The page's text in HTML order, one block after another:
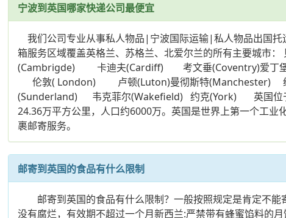
宁波到英国哪家快递公司最便宜
我们公司专业从事私人物品|宁波国际运输|私人物品出国
箱服务区域覆盖英格兰、苏格兰、北爱尔兰的所有主要
(Cambrigde) 卡迪夫(Cardiff) 考文垂(Coventry)爱
伦敦( London) 卢顿(Luton)曼彻斯特(Manchester)
(Sunderland) 韦克菲尔(Wakefield) 约克(York) 英国位于
24.36万平方公里，人口约6000万。英国是世界上第一个
裹邮寄服务。
邮寄到英国的食品有什么限制
邮寄到英国的食品有什么限制？一般按照规定是肯定不能
没有腐烂，有效期不超过一个月新西兰:严禁带有蜂蜜馅料的